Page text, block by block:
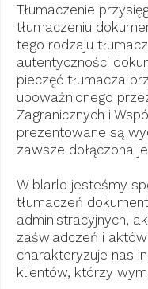
Tłumaczenie
tłumaczeniu
tego rodzaju
autentyczności
pieczęć tłumacza
upoważnionego
Zagranicznych i
prezentowane są
zawsze dołączona
W blarlo jesteśmy
tłumaczeń
administracyjnych,
zaświadczeń i
charakteryzuje nas
klientów, którzy